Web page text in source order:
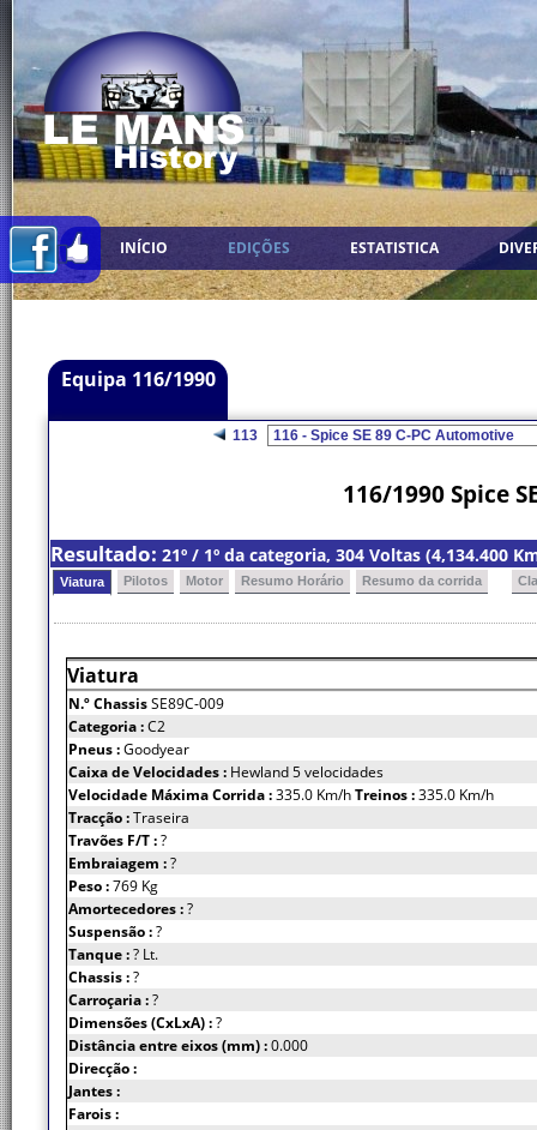
INÍCIO EDIÇÕES ESTATISTICA
Equipa 116/1990
113
116/1990 Spice
Resultado: 21º / 1º da categoria, 304 Voltas (4,134.400
Viatura Pilotos Motor Resumo Horário Resumo da corrida
Viatura
N.º ChassisSE89C-009
Categoria :C2
Pneus :Goodyear
Caixa de Velocidades : Hewland 5 velocidades
Velocidade Máxima Corrida :335.0 Km/hTreinos :335.0 Km/h
Tracção :Traseira
Travões F/T :?
Embraiagem :?
Peso :769 Kg
Amortecedores :?
Suspensão :?
Tanque :? Lt.
Chassis :?
Carroçaria :?
Dimensões (CxLxA) :?
Distância entre eixos (mm) :0.000
Direcção :
Jantes :
Farois :